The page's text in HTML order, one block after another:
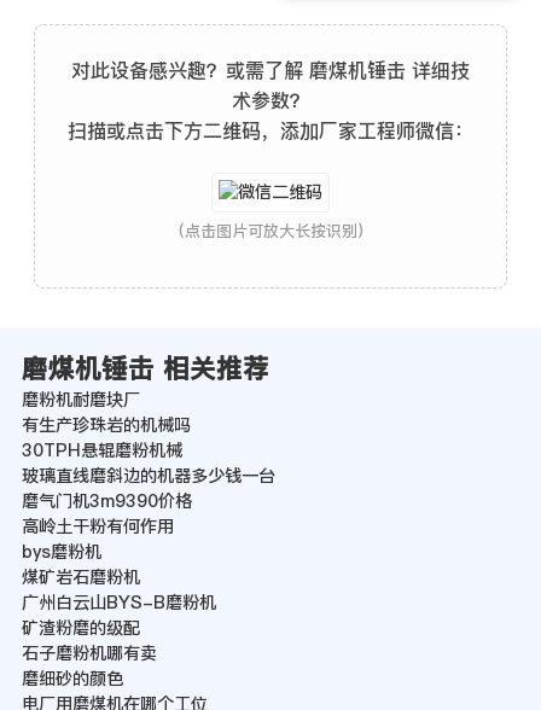
对此设备感兴趣？或需了解 磨煤机锤击 详细技
术参数？
扫描或点击下方二维码，添加厂家工程师微信：
(点击图片可放大长按识别)
磨煤机锤击 相关推荐
磨粉机耐磨块厂
有生产珍珠岩的机械吗
30TPH悬辊磨粉机械
玻璃直线磨斜边的机器多少钱一台
磨气门机3m9390价格
高岭土干粉有何作用
bys磨粉机
煤矿岩石磨粉机
广州白云山BYS-B磨粉机
矿渣粉磨的级配
石子磨粉机哪有卖
磨细砂的颜色
电厂用磨煤机在哪个工位